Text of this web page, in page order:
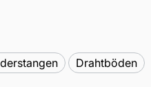
Drahtböden